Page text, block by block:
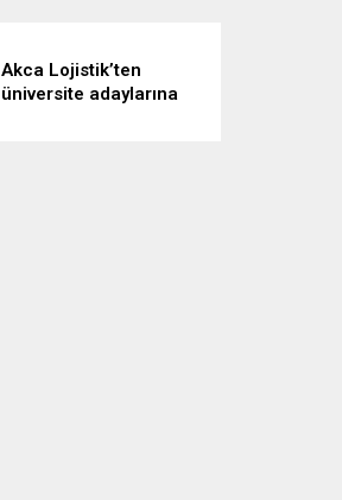
Akca Lojistik’ten
üniversite adaylarına